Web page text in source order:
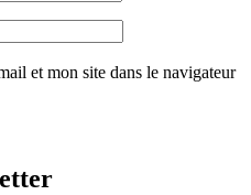
et mon site dans le navigateur